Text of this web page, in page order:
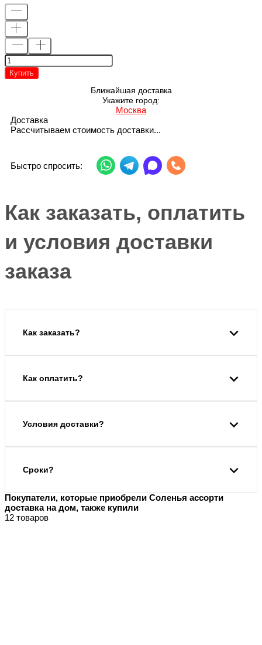
Купить
Ближайшая доставка
Укажите город:
Москва
Доставка
Рассчитываем стоимость доставки...
Быстро спросить:
Как заказать, оплатить
и условия доставки
заказа
Как заказать?
Как оплатить?
Условия доставки?
Сроки?
Покупатели, которые приобрели Соленья ассорти
доставка на дом, также купили
12 товаров